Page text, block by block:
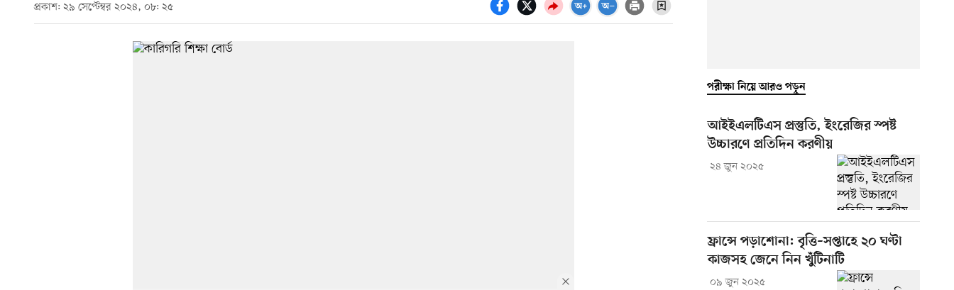
প্রকাশ: ২৯ সেপ্টেম্বর ২০২৪, ০৮: ২৫
পরীক্ষা নিয়ে আরও পড়ুন
আইইএলটিএস প্রস্তুতি, ইংরেজির স্পষ্ট
উচ্চারণে প্রতিদিন করণীয়
২৪ জুন ২০২৫
ফ্রান্সে পড়াশোনা: বৃত্তি–সপ্তাহে ২০ ঘণ্টা
কাজসহ জেনে নিন খুঁটিনাটি
০৯ জুন ২০২৫